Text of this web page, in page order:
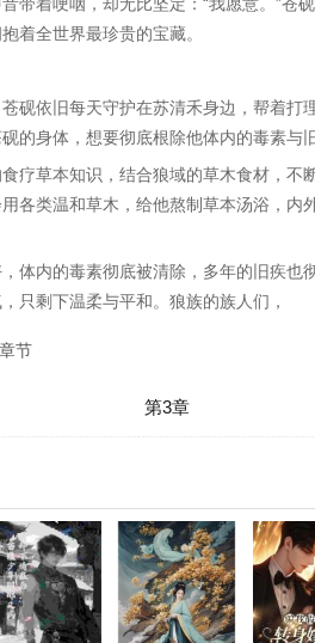
着全世界最珍贵的宝藏。
砚依旧每天守护在苏清禾身边，帮着打
的身体，想要彻底根除他体内的毒素与旧
疗草本知识，结合狼域的草木食材，不
各类温和草木，给他熬制草本汤浴，内
体内的毒素彻底被清除，多年的旧疾也
只剩下温柔与平和。狼族的族人们，
节
第3章